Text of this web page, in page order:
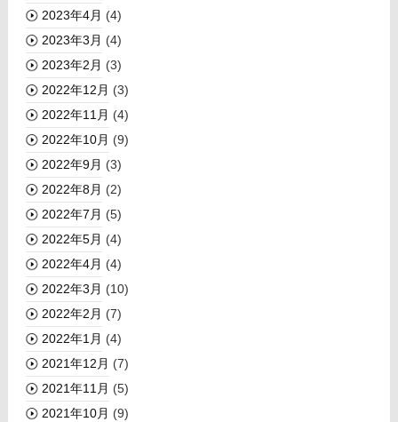
2023年4月 (4)
2023年3月 (4)
2023年2月 (3)
2022年12月 (3)
2022年11月 (4)
2022年10月 (9)
2022年9月 (3)
2022年8月 (2)
2022年7月 (5)
2022年5月 (4)
2022年4月 (4)
2022年3月 (10)
2022年2月 (7)
2022年1月 (4)
2021年12月 (7)
2021年11月 (5)
2021年10月 (9)